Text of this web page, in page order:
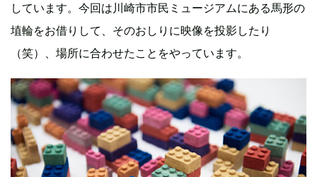
しています。今回は川崎市市民ミュージアムにある馬形の
埴輪をお借りして、そのおしりに映像を投影したり
（笑）、場所に合わせたことをやっています。